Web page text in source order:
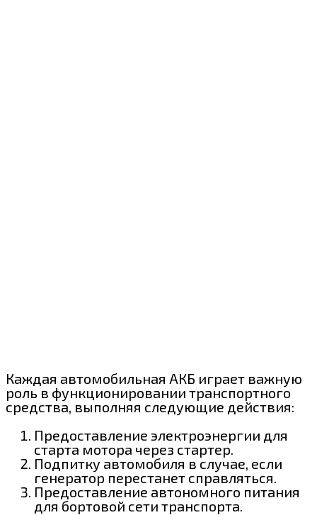
Каждая автомобильная АКБ играет важную
роль в функционировании транспортного
средства, выполняя следующие действия:
Предоставление электроэнергии для
старта мотора через стартер.
Подпитку автомобиля в случае, если
генератор перестанет справляться.
Предоставление автономного питания
для бортовой сети транспорта.